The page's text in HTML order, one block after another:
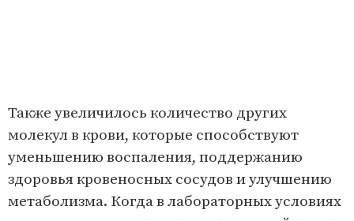
Также увеличилось количество других
молекул в крови, которые способствуют
уменьшению воспаления, поддержанию
здоровья кровеносных сосудов и улучшению
метаболизма. Когда в лабораторных условиях